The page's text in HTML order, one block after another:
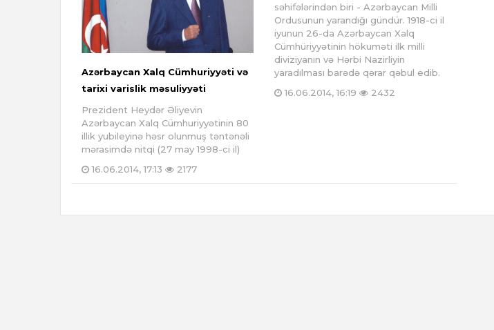
Azərbaycan Xalq Cümhuriyyəti və
tarixi varislik məsuliyyəti
Prezident Heydər Əliyevin
Azərbaycan Xalq Cümhuriyyətinin 80
illik yubileyinə həsr olunmuş təntənəli
mərasimdə nitqi (27 may 1998-ci il)
16.06.2014, 17:13
2177
səhifələrindən biri - Azərbaycan Milli
Ordusunun yarandığı gündür. 1918-ci il
iyunun 26-da Azərbaycan Xalq
Cümhüriyyətinin hökuməti ilk milli
diviziyanın və Hərbi Nazirliyin
yaradılması barədə qərar qəbul edib.
16.06.2014, 16:19
2432